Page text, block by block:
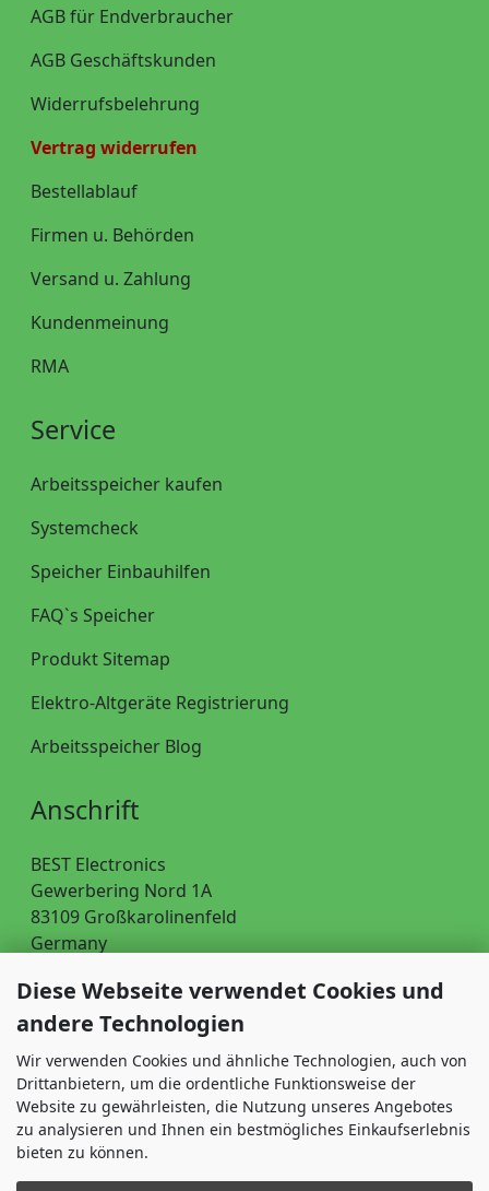
AGB für Endverbraucher
AGB Geschäftskunden
Widerrufsbelehrung
Vertrag widerrufen
Bestellablauf
Firmen u. Behörden
Versand u. Zahlung
Kundenmeinung
RMA
Service
Arbeitsspeicher kaufen
Systemcheck
Speicher Einbauhilfen
FAQ`s Speicher
Produkt Sitemap
Elektro-Altgeräte Registrierung
Arbeitsspeicher Blog
Anschrift
BEST Electronics
Gewerbering Nord 1A
83109 Großkarolinenfeld
Germany
Telefon: 08031 40891-0
Fax: 08031 40891-29
Öffnungszeiten
Montag - Freitag: 8-16 Uhr
Diese Webseite verwendet Cookies und
andere Technologien
Wir verwenden Cookies und ähnliche Technologien, auch von
Drittanbietern, um die ordentliche Funktionsweise der
Website zu gewährleisten, die Nutzung unseres Angebotes
zu analysieren und Ihnen ein bestmögliches Einkaufserlebnis
bieten zu können.